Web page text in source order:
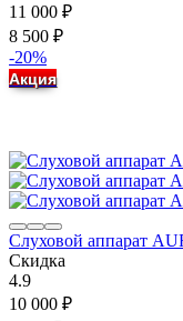
11 000 ₽
8 500 ₽
-20%
Акция
Слуховой аппарат
Скидка
4.9
10 000 ₽